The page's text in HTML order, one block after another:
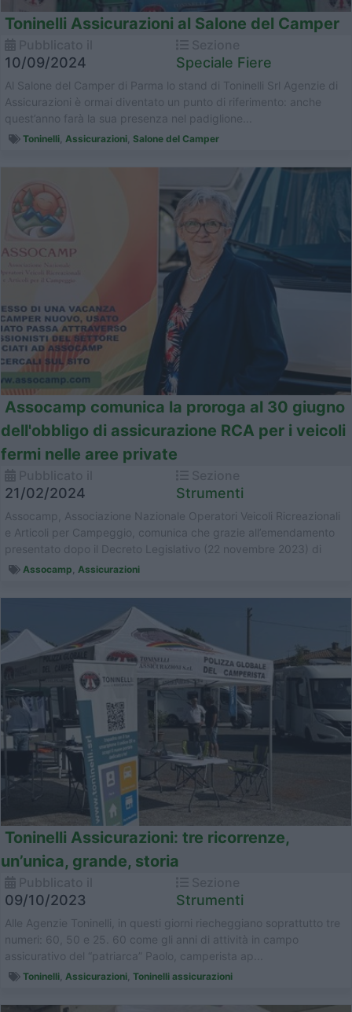
Toninelli Assicurazioni al Salone del Camper
10/09/2024 Speciale Fiere
Al Salone del Camper di Parma lo stand di Toninelli Srl Agenzie di
Assicurazioni è ormai diventato un punto di riferimento: anche
quest’anno farà la sua presenza nel padiglione...
Toninelli, Assicurazioni, Salone del Camper
Assocamp comunica la proroga al 30 giugno
dell'obbligo di assicurazione RCA per i veicoli
fermi nelle aree private
21/02/2024 Strumenti
Assocamp, Associazione Nazionale Operatori Veicoli Ricreazionali
e Articoli per Campeggio, comunica che grazie all’emendamento
presentato dopo il Decreto Legislativo (22 novembre 2023) di
rec...Assocamp Assicurazioni
Toninelli Assicurazioni: tre ricorrenze,
un’unica, grande, storia
09/10/2023 Strumenti
Alle Agenzie Toninelli, in questi giorni riecheggiano soprattutto tre
numeri: 60, 50 e 25. 60 come gli anni di attività in campo
assicurativo del “patriarca” Paolo, camperista ap...
Toninelli Assicurazioni Toninelli assicurazioni